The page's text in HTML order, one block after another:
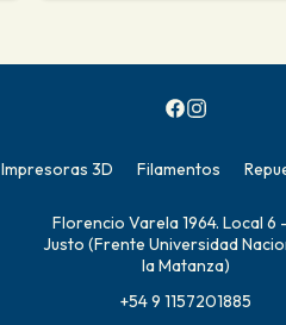
Impresoras 3D Filamentos
Florencio Varela 1964. Local 6
Justo (Frente Universidad
la Matanza)
+54 9 1157201885